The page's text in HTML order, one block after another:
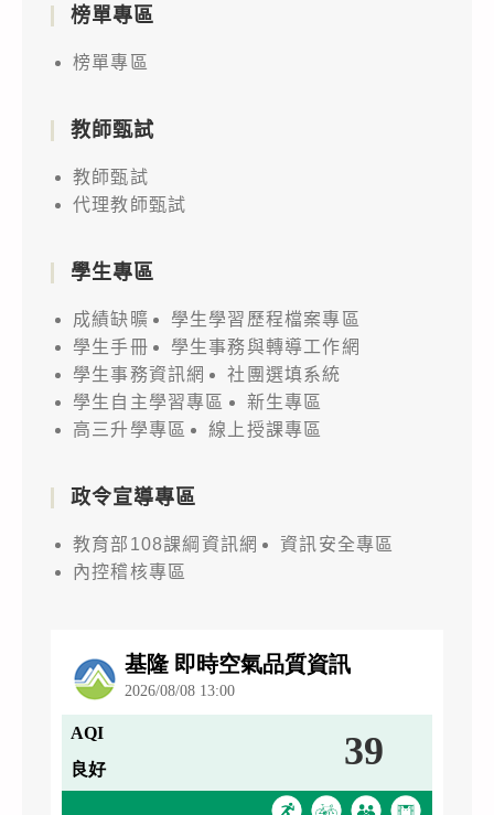
榜單專區
榜單專區
教師甄試
教師甄試
代理教師甄試
學生專區
成績缺曠
學生學習歷程檔案專區
學生手冊
學生事務與轉導工作網
學生事務資訊網
社團選填系統
學生自主學習專區
新生專區
高三升學專區
線上授課專區
政令宣導專區
教育部108課綱資訊網
資訊安全專區
內控稽核專區